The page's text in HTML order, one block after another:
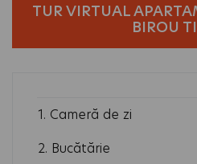
TUR VIRTUAL
BIROU
1. Cameră de zi
2. Bucătărie